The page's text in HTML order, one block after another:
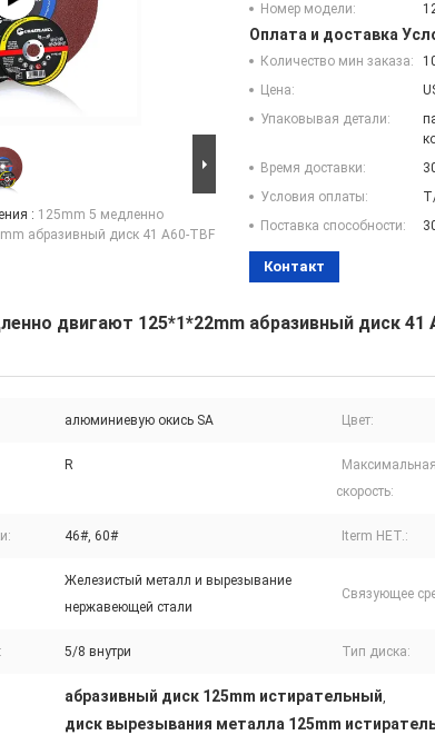
: 125mm 5 медленно
абразивный диск 41 A60-TBF
Номер модели:
Оплата и доставка
Количество мин заказа:
Цена:
Упаковывая детали:
Время доставки:
Условия оплаты:
Поставка способности:
Контакт
двигают 125*1*22mm абразивный диск 41
алюминиевую окись SA Цвет:
R
скорость:
46#, 60# Iterm НЕТ.:
Железистый металл и вырезывание
нержавеющей стали
Связующее
5/8 внутри Тип диска:
абразивный диск 125mm истирательный,
диск вырезывания металла 125mm